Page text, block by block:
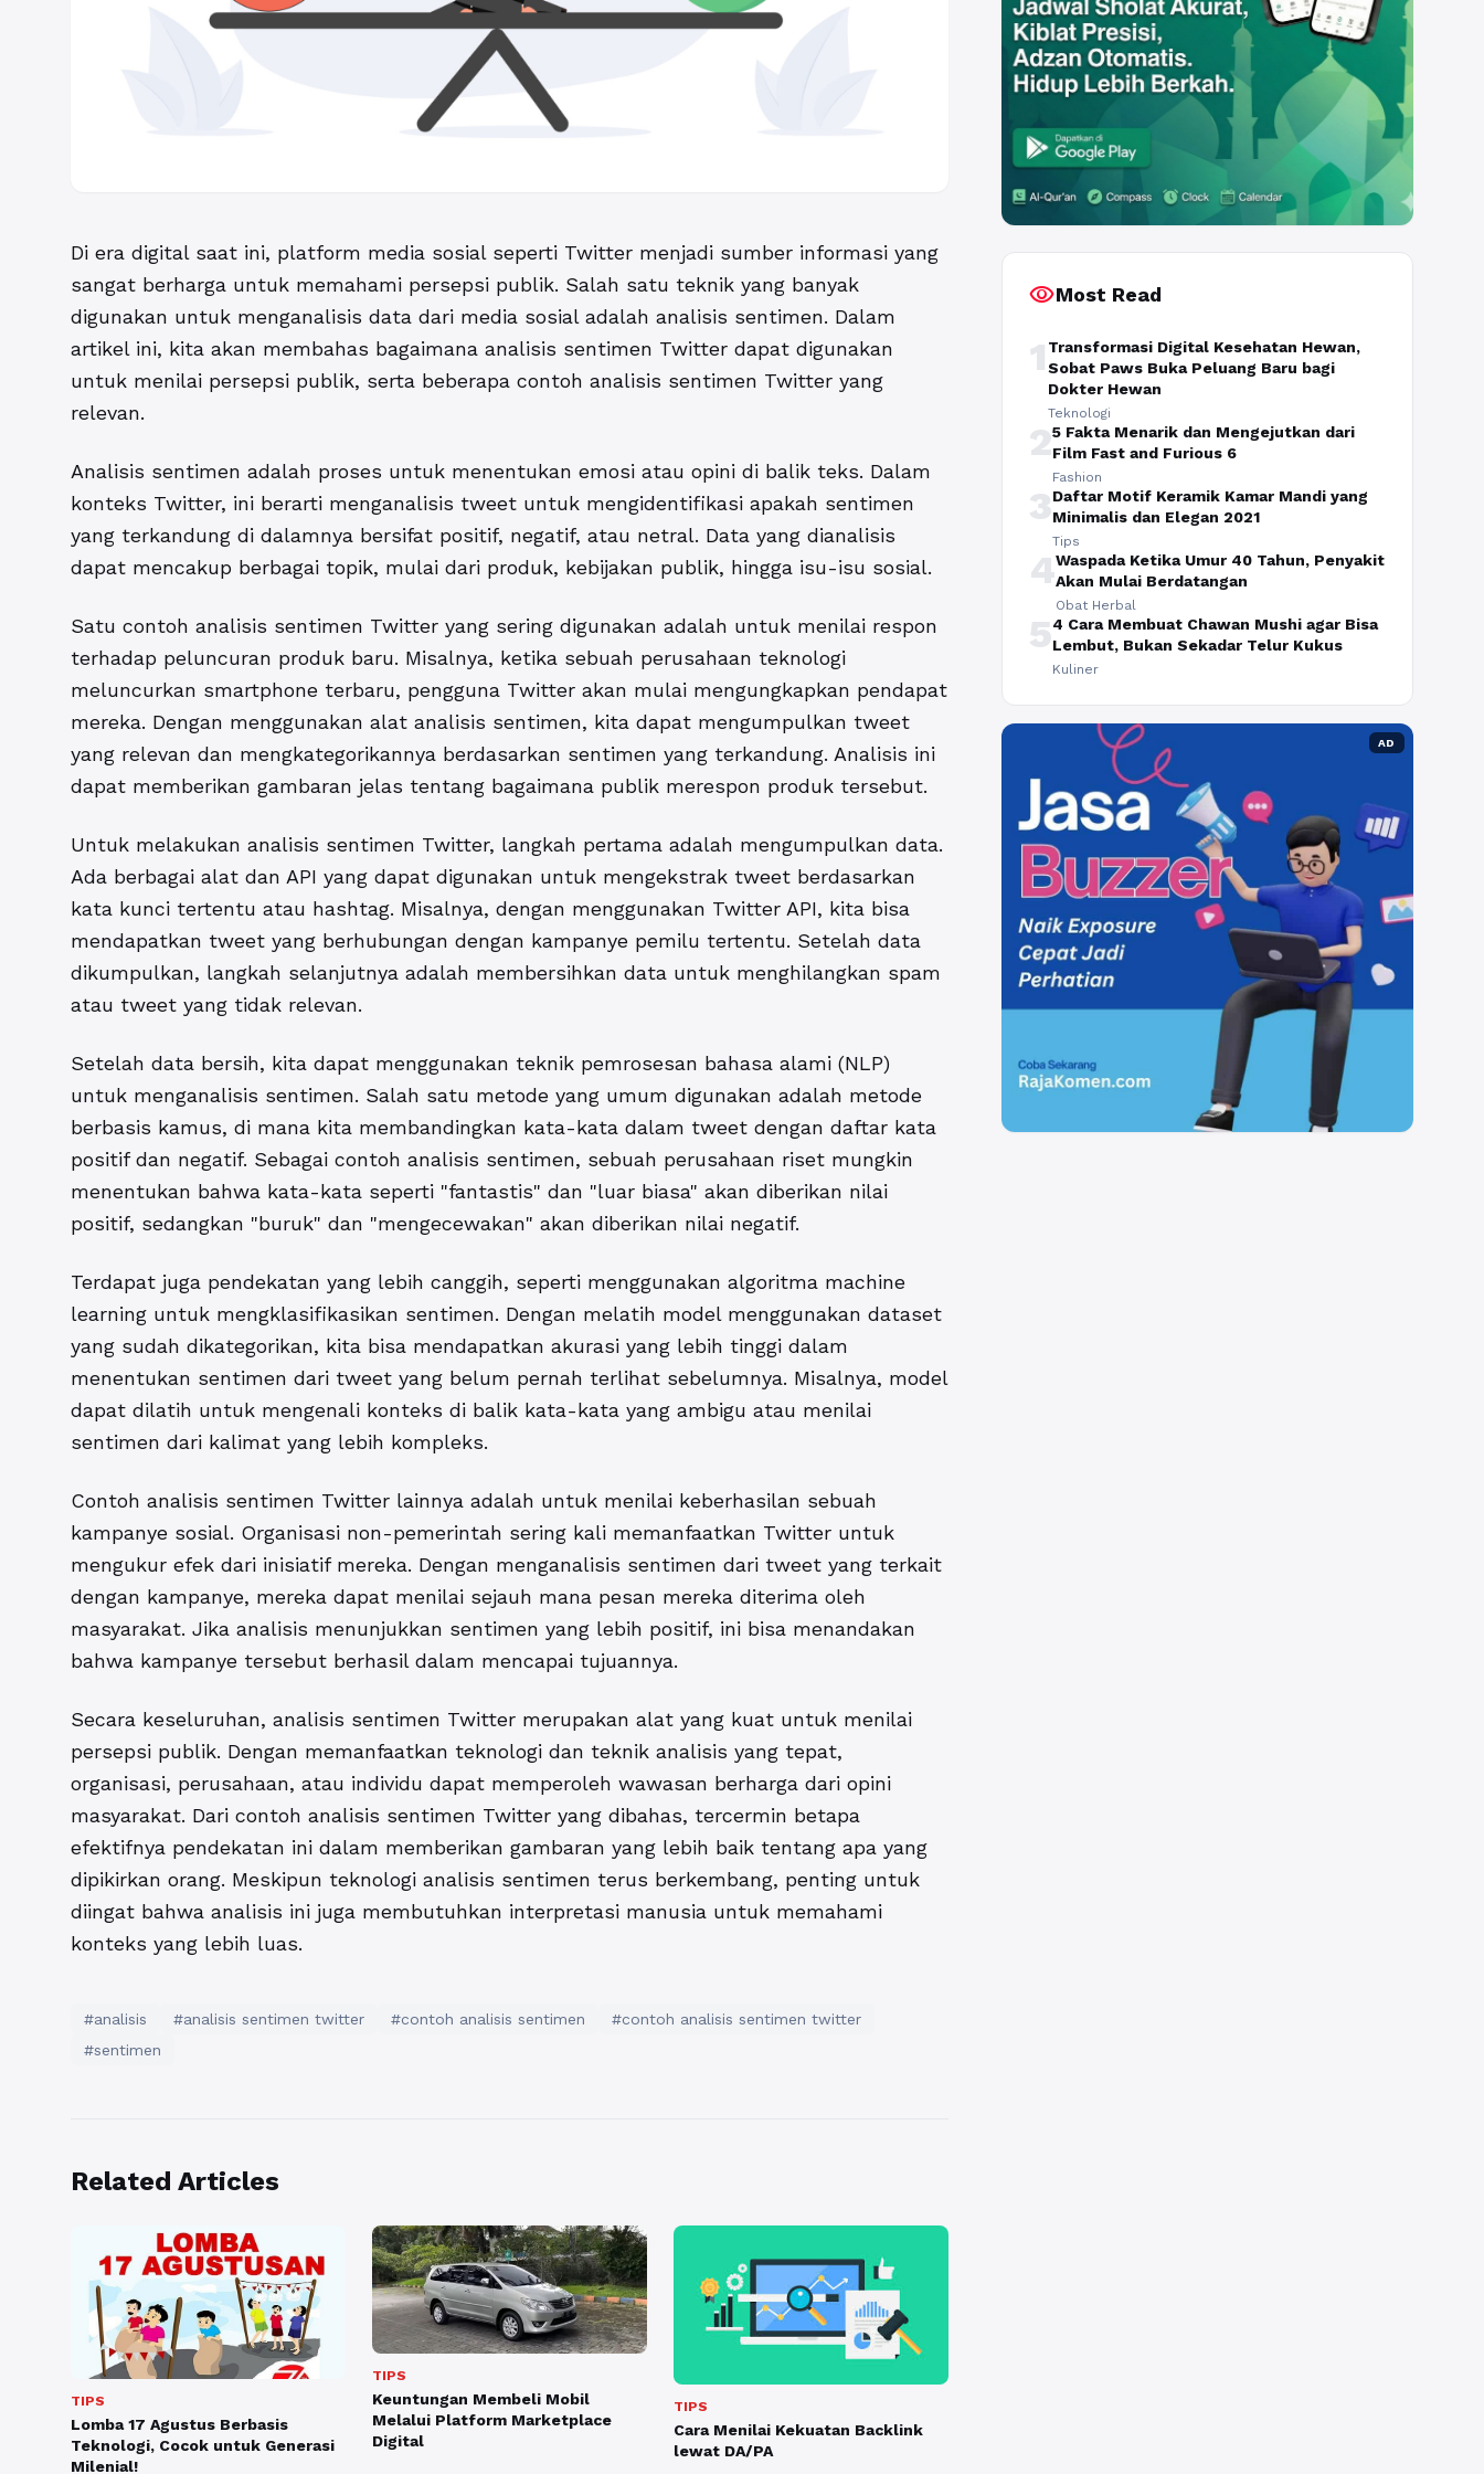
Di era digital saat ini, platform media sosial seperti Twitter menjadi sumber informasi yang
sangat berharga untuk memahami persepsi publik. Salah satu teknik yang banyak
digunakan untuk menganalisis data dari media sosial adalah analisis sentimen. Dalam
artikel ini, kita akan membahas bagaimana analisis sentimen Twitter dapat digunakan
untuk menilai persepsi publik, serta beberapa contoh analisis sentimen Twitter yang
relevan.
Analisis sentimen adalah proses untuk menentukan emosi atau opini di balik teks. Dalam
konteks Twitter, ini berarti menganalisis tweet untuk mengidentifikasi apakah sentimen
yang terkandung di dalamnya bersifat positif, negatif, atau netral. Data yang dianalisis
dapat mencakup berbagai topik, mulai dari produk, kebijakan publik, hingga isu-isu sosial.
Satu contoh analisis sentimen Twitter yang sering digunakan adalah untuk menilai respon
terhadap peluncuran produk baru. Misalnya, ketika sebuah perusahaan teknologi
meluncurkan smartphone terbaru, pengguna Twitter akan mulai mengungkapkan pendapat
mereka. Dengan menggunakan alat analisis sentimen, kita dapat mengumpulkan tweet
yang relevan dan mengkategorikannya berdasarkan sentimen yang terkandung. Analisis ini
dapat memberikan gambaran jelas tentang bagaimana publik merespon produk tersebut.
Untuk melakukan analisis sentimen Twitter, langkah pertama adalah mengumpulkan data.
Ada berbagai alat dan API yang dapat digunakan untuk mengekstrak tweet berdasarkan
kata kunci tertentu atau hashtag. Misalnya, dengan menggunakan Twitter API, kita bisa
mendapatkan tweet yang berhubungan dengan kampanye pemilu tertentu. Setelah data
dikumpulkan, langkah selanjutnya adalah membersihkan data untuk menghilangkan spam
atau tweet yang tidak relevan.
Setelah data bersih, kita dapat menggunakan teknik pemrosesan bahasa alami (NLP)
untuk menganalisis sentimen. Salah satu metode yang umum digunakan adalah metode
berbasis kamus, di mana kita membandingkan kata-kata dalam tweet dengan daftar kata
positif dan negatif. Sebagai contoh analisis sentimen, sebuah perusahaan riset mungkin
menentukan bahwa kata-kata seperti "fantastis" dan "luar biasa" akan diberikan nilai
positif, sedangkan "buruk" dan "mengecewakan" akan diberikan nilai negatif.
Terdapat juga pendekatan yang lebih canggih, seperti menggunakan algoritma machine
learning untuk mengklasifikasikan sentimen. Dengan melatih model menggunakan dataset
yang sudah dikategorikan, kita bisa mendapatkan akurasi yang lebih tinggi dalam
menentukan sentimen dari tweet yang belum pernah terlihat sebelumnya. Misalnya, model
dapat dilatih untuk mengenali konteks di balik kata-kata yang ambigu atau menilai
sentimen dari kalimat yang lebih kompleks.
Contoh analisis sentimen Twitter lainnya adalah untuk menilai keberhasilan sebuah
kampanye sosial. Organisasi non-pemerintah sering kali memanfaatkan Twitter untuk
mengukur efek dari inisiatif mereka. Dengan menganalisis sentimen dari tweet yang terkait
dengan kampanye, mereka dapat menilai sejauh mana pesan mereka diterima oleh
masyarakat. Jika analisis menunjukkan sentimen yang lebih positif, ini bisa menandakan
bahwa kampanye tersebut berhasil dalam mencapai tujuannya.
Secara keseluruhan, analisis sentimen Twitter merupakan alat yang kuat untuk menilai
persepsi publik. Dengan memanfaatkan teknologi dan teknik analisis yang tepat,
organisasi, perusahaan, atau individu dapat memperoleh wawasan berharga dari opini
masyarakat. Dari contoh analisis sentimen Twitter yang dibahas, tercermin betapa
efektifnya pendekatan ini dalam memberikan gambaran yang lebih baik tentang apa yang
dipikirkan orang. Meskipun teknologi analisis sentimen terus berkembang, penting untuk
diingat bahwa analisis ini juga membutuhkan interpretasi manusia untuk memahami
konteks yang lebih luas.
#analisis #analisis sentimen twitter #contoh analisis sentimen
#contoh analisis sentimen twitter
#sentimen
Related Articles
TIPS
Lomba 17 Agustus Berbasis
Teknologi, Cocok untuk Generasi
Milenial!
TIPS
Keuntungan Membeli Mobil
Melalui Platform Marketplace
Digital
TIPS
Cara Menilai Kekuatan Backlink
lewat DA/PA
visibilityMost Read
1 Transformasi Digital Kesehatan Hewan,
Sobat Paws Buka Peluang Baru bagi
Dokter Hewan
Teknologi
25 Fakta Menarik dan Mengejutkan dari
Film Fast and Furious 6
Fashion
3Daftar Motif Keramik Kamar Mandi yang
Minimalis dan Elegan 2021
Tips
4Waspada Ketika Umur 40 Tahun, Penyakit
Akan Mulai Berdatangan
Obat Herbal
54 Cara Membuat Chawan Mushi agar Bisa
Lembut, Bukan Sekadar Telur Kukus
Kuliner
AD